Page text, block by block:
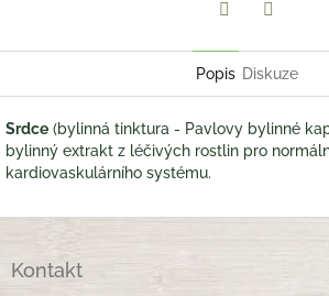
Popis Diskuze
Srdce (bylinná tinktura - Pavlovy bylinné
bylinný extrakt z léčivých rostlin pro
kardiovaskulárního systému.
Kontakt